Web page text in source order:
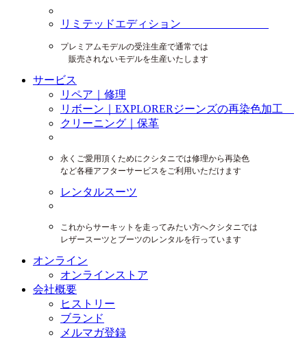
リミテッドエディション
プレミアムモデルの受注生産で通常では
販売されないモデルを生産いたします
サービス
リペア｜修理
リボーン｜EXPLORERジーンズの再染色加工
クリーニング｜保革
永くご愛用頂くためにクシタニでは修理から再染色
など各種アフターサービスをご利用いただけます
レンタルスーツ
これからサーキットを走ってみたい方へクシタニでは
レザースーツとブーツのレンタルを行っています
オンライン
オンラインストア
会社概要
ヒストリー
ブランド
メルマガ登録